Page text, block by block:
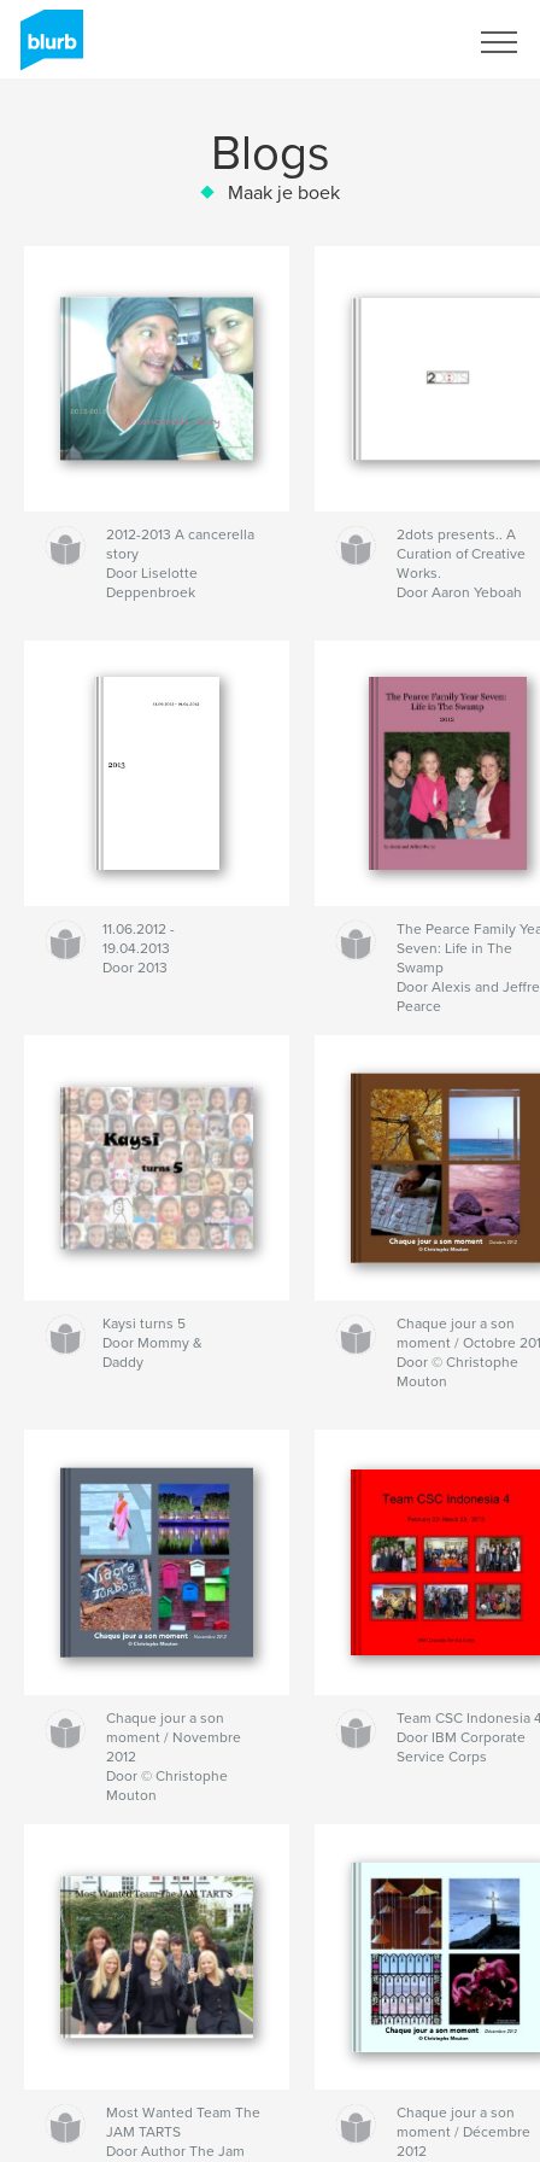
Blogs
Maak je boek
2012-2013 A cancerella
story
Door Liselotte
Deppenbroek
2dots presents.. A
Curation of Creative
Works.
Door Aaron Yeboah
11.06.2012 -
19.04.2013
Door 2013
The Pearce Family
Seven: Life in The
Swamp
Door Alexis and
Pearce
Kaysi turns 5
Door Mommy &
Daddy
Chaque jour a son
moment / Octobre
Door © Christophe
Mouton
Chaque jour a son
moment / Novembre
2012
Door © Christophe
Mouton
Team CSC Indonesia
Door IBM Corporate
Service Corps
Most Wanted Team The
JAM TARTS
Door Author The Jam
Chaque jour a son
moment / Décembre
2012